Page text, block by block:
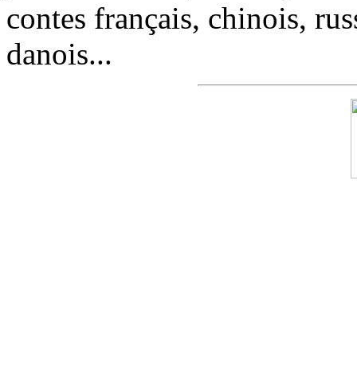
contes français, chinois,
danois...